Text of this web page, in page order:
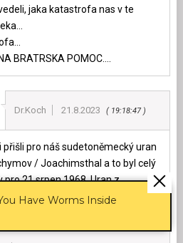
jaka katastrofa nas v te
BRATRSKA POMOC….
Dr.Koch 21.8.2023 19:18:47
přišli pro náš sudetoněmecký uran
/ Joachimsthal a to byl celý
pro 21.srpen 1968. Uran z
byl z dolů Wismuth.
Have Worms Inside